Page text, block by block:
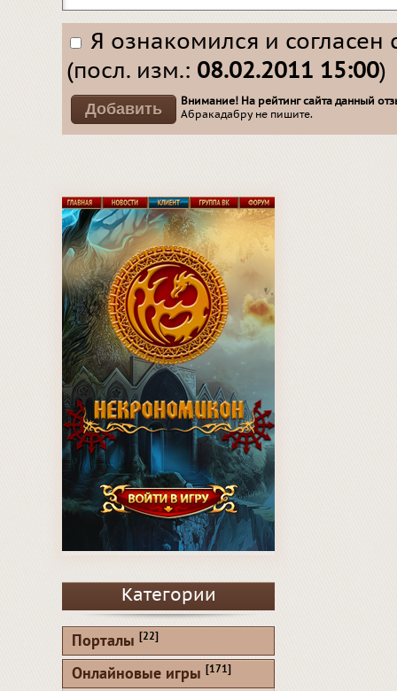
Я ознакомился и согласен
(посл. изм.: 08.02.2011 15:00)
Внимание! На рейтинг сайта данный
Абракадабру не пишите.
Категории
Порталы [22]
Онлайновые игры [171]